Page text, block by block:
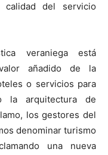
del servicio
veraniega está
añadido de la
o servicios para
la arquitectura de
los gestores del
denominar turismo
una nueva